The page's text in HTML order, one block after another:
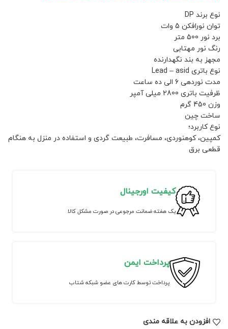
نوع برند DP
توان نورافکن 5 وات
برد نور 500 متر
رنگ نور مهتابی
مجهز به بند نگهدارنده
نوع باتری Lead – asid
مدت نوردهی 6 الی ده ساعت
ظرفیت باتری 2800 میلی آمپر
وزن 450 گرم
ساخت چین
نوع کاربرد؛
کمپین، کوهنوردی، مسافرت، طبیعت گردی و استفاده در منزل به هنگام
قطعی برق
کیفیت اورجینال
یک هفته ضمانت مرجوعی در صورت مشکل کالا
پرداخت ایمن
پرداخت توسط کارت های عضو شبکه شتاب
افزودن به علاقه مندی